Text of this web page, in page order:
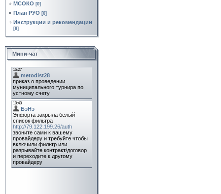
МСОКО [0]
План РУО [0]
Инструкции и рекомендации
[8]
Мини-чат